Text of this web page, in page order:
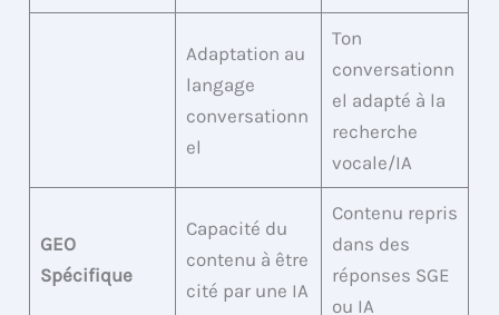
Adaptation au
langage
conversationn
el
Ton
conversationn
el adapté à la
recherche
vocale/IA
GEO
Spécifique
Capacité du
contenu à être
cité par une IA
Contenu repris
dans des
réponses SGE
ou IA